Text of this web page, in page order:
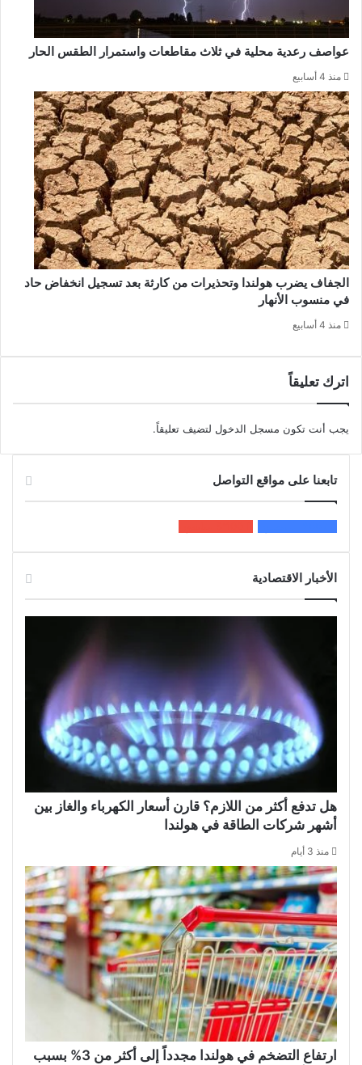
عواصف رعدية محلية في ثلاث مقاطعات واستمرار الطقس الحار
منذ 4 أسابيع
الجفاف يضرب هولندا وتحذيرات من كارثة بعد تسجيل انخفاض حاد
في منسوب الأنهار
منذ 4 أسابيع
اترك تعليقاً
يجب أنت تكون مسجل الدخول لتضيف تعليقاً.
تابعنا على مواقع التواصل
الأخبار الاقتصادية
هل تدفع أكثر من اللازم؟ قارن أسعار الكهرباء والغاز بين
أشهر شركات الطاقة في هولندا
منذ 3 أيام
ارتفاع التضخم في هولندا مجدداً إلى أكثر من 3% بسبب